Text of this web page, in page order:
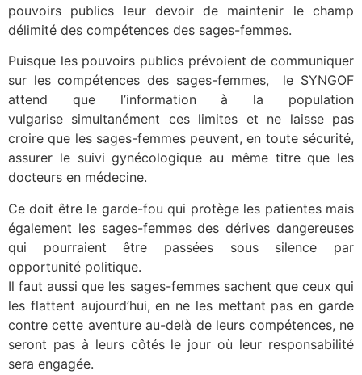
pouvoirs publics leur devoir de maintenir le champ
délimité des compétences des sages-femmes.
Puisque les pouvoirs publics prévoient de communiquer
sur les compétences des sages-femmes, le SYNGOF
attend que l’information à la population
vulgarise simultanément ces limites et ne laisse pas
croire que les sages-femmes peuvent, en toute sécurité,
assurer le suivi gynécologique au même titre que les
docteurs en médecine.
Ce doit être le garde-fou qui protège les patientes mais
également les sages-femmes des dérives dangereuses
qui pourraient être passées sous silence par
opportunité politique.
Il faut aussi que les sages-femmes sachent que ceux qui
les flattent aujourd’hui, en ne les mettant pas en garde
contre cette aventure au-delà de leurs compétences, ne
seront pas à leurs côtés le jour où leur responsabilité
sera engagée.